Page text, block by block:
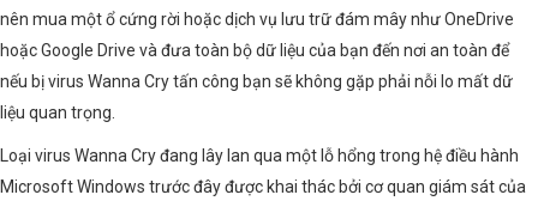
nên mua một ổ cứng rời hoặc dịch vụ lưu trữ đám mây như OneDrive
hoặc Google Drive và đưa toàn bộ dữ liệu của bạn đến nơi an toàn để
nếu bị virus Wanna Cry tấn công bạn sẽ không gặp phải nỗi lo mất dữ
liệu quan trọng.
Loại virus Wanna Cry đang lây lan qua một lỗ hổng trong hệ điều hành
Microsoft Windows trước đây được khai thác bởi cơ quan giám sát của